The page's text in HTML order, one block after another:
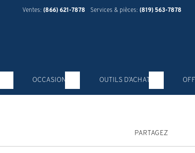
Ventes: (866) 621-7878 Services & pièces: (819) 563-7878
OCCASION OUTILS D’ACHAT
PARTAGEZ